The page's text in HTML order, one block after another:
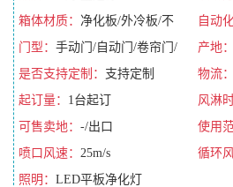
吹/双
箱体材质： 净化板/外冷板/不
锈钢/彩钢板
自动
动/全
门型： 手动门/自动门/卷帘门/
平移门
产地：
是否支持定制： 支持定制 物流：
起订量： 1台起订 风淋
认10s)
可售卖地： -/出口 使用
喷口风速： 25m/s 循环
照明： LED平板净化灯